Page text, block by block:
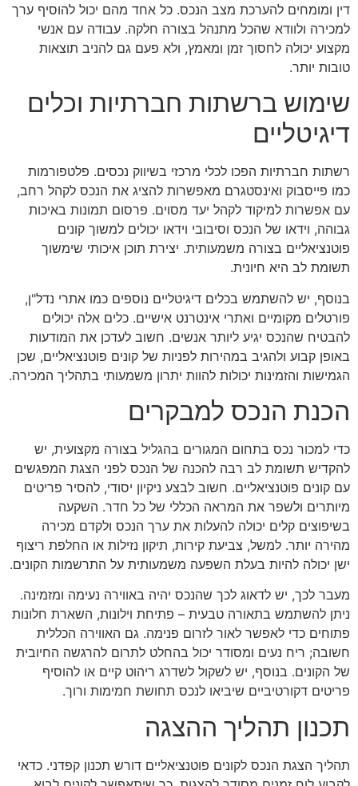
דין ומומחים להערכת מצב הנכס. כל אחד מהם יכול להוסיף ערך
למכירה ולוודא שהכל מתנהל בצורה חלקה. עבודה עם אנשי
מקצוע יכולה לחסוך זמן ומאמץ, ולא פעם גם להניב תוצאות
טובות יותר.
שימוש ברשתות חברתיות וכלים
דיגיטליים
רשתות חברתיות הפכו לכלי מרכזי בשיווק נכסים. פלטפורמות
כמו פייסבוק ואינסטגרם מאפשרות להציג את הנכס לקהל רחב,
עם אפשרות למיקוד לקהל יעד מסוים. פרסום תמונות באיכות
גבוהה, וידאו של הנכס וסיבובי וידאו יכולים למשוך קונים
פוטנציאליים בצורה משמעותית. יצירת תוכן איכותי שימשוך
תשומת לב היא חיונית.
בנוסף, יש להשתמש בכלים דיגיטליים נוספים כמו אתרי נדל"ן,
פורטלים מקומיים ואתרי אינטרנט אישיים. כלים אלה יכולים
להבטיח שהנכס יגיע ליותר אנשים. חשוב לעדכן את המודעות
באופן קבוע ולהגיב במהירות לפניות של קונים פוטנציאליים, שכן
הגמישות והזמינות יכולות להוות יתרון משמעותי בתהליך המכירה.
הכנת הנכס למבקרים
כדי למכור נכס בתחום המגורים בהגליל בצורה מקצועית, יש
להקדיש תשומת לב רבה להכנה של הנכס לפני הצגת המפגשים
עם קונים פוטנציאליים. חשוב לבצע ניקיון יסודי, להסיר פריטים
מיותרים ולשפר את המראה הכללי של כל חדר. השקעה
בשיפוצים קלים יכולה להעלות את ערך הנכס ולקדם מכירה
מהירה יותר. למשל, צביעת קירות, תיקון נזילות או החלפת ריצוף
ישן יכולה להיות בעלת השפעה משמעותית על התרשמות הקונים.
מעבר לכך, יש לדאוג לכך שהנכס יהיה באווירה נעימה ומזמינה.
ניתן להשתמש בתאורה טבעית – פתיחת וילונות, השארת חלונות
פתוחים כדי לאפשר לאור לזרום פנימה. גם האווירה הכללית
חשובה; ריח נעים ומסודר יכול בהחלט לתרום להרגשה החיובית
של הקונים. בנוסף, יש לשקול לשדרג ריהוט קיים או להוסיף
פריטים דקורטיביים שיביאו לנכס תחושת חמימות ורוך.
תכנון תהליך ההצגה
תהליך הצגת הנכס לקונים פוטנציאליים דורש תכנון קפדני. כדאי